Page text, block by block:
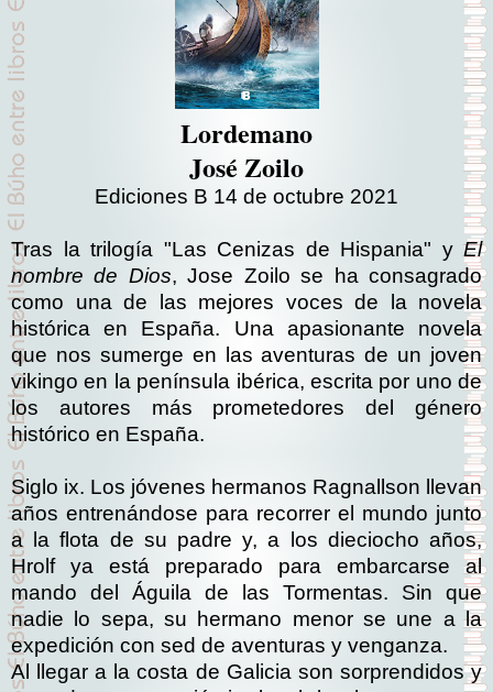
Lordemano
José Zoilo
Ediciones B 14 de octubre 2021
Tras la trilogía "Las Cenizas de Hispania" y El
nombre de Dios, Jose Zoilo se ha consagrado
como una de las mejores voces de la novela
histórica en España. Una apasionante novela
que nos sumerge en las aventuras de un joven
vikingo en la península ibérica, escrita por uno de
los autores más prometedores del género
histórico en España.
Siglo ix. Los jóvenes hermanos Ragnallson llevan
años entrenándose para recorrer el mundo junto
a la flota de su padre y, a los dieciocho años,
Hrolf ya está preparado para embarcarse al
mando del Águila de las Tormentas. Sin que
nadie lo sepa, su hermano menor se une a la
expedición con sed de aventuras y venganza.
Al llegar a la costa de Galicia son sorprendidos y